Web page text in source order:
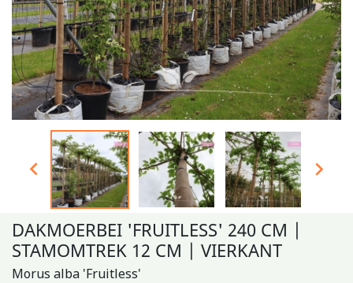
 
DAKMOERBEI 'FRUITLESS' 240 CM |
STAMOMTREK 12 CM | VIERKANT
Morus alba 'Fruitless'